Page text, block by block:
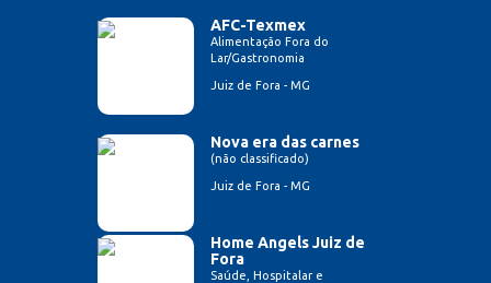
AFC-Texmex
Alimentação Fora do
Lar/Gastronomia
Juiz de Fora - MG
Nova era das carnes
(não classificado)
Juiz de Fora - MG
Home Angels Juiz de
Fora
Saúde, Hospitalar e